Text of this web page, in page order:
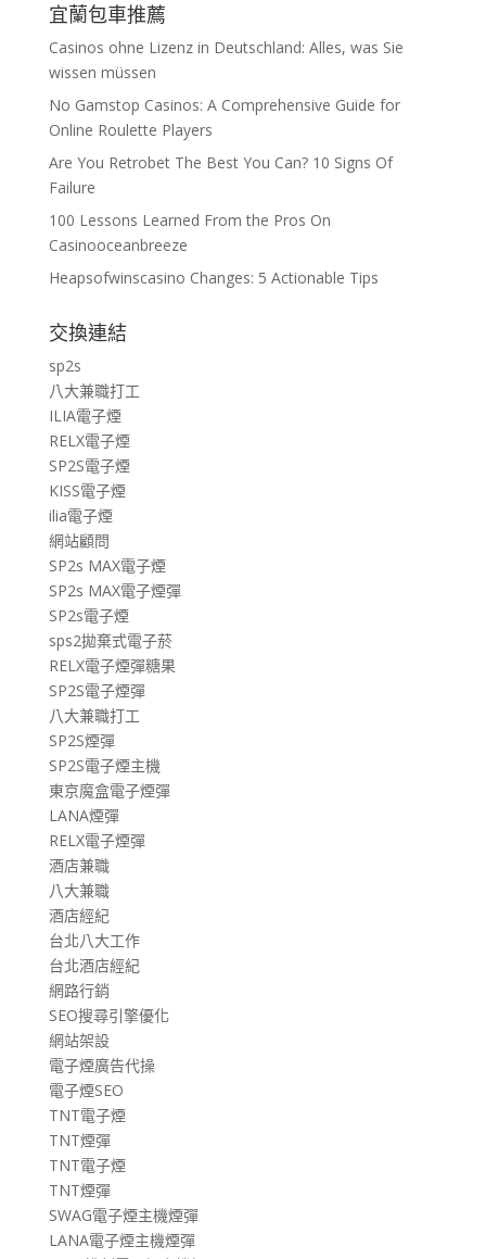
宜蘭包車推薦
Casinos ohne Lizenz in Deutschland: Alles, was Sie
wissen müssen
No Gamstop Casinos: A Comprehensive Guide for
Online Roulette Players
Are You Retrobet The Best You Can? 10 Signs Of
Failure
100 Lessons Learned From the Pros On
Casinooceanbreeze
Heapsofwinscasino Changes: 5 Actionable Tips
交換連結
sp2s
八大兼職打工
ILIA電子煙
RELX電子煙
SP2S電子煙
KISS電子煙
ilia電子煙
網站顧問
SP2s MAX電子煙
SP2s MAX電子煙彈
SP2s電子煙
sps2拋棄式電子菸
RELX電子煙彈糖果
SP2S電子煙彈
八大兼職打工
SP2S煙彈
SP2S電子煙主機
東京魔盒電子煙彈
LANA煙彈
RELX電子煙彈
酒店兼職
八大兼職
酒店經紀
台北八大工作
台北酒店經紀
網路行銷
SEO搜尋引擎優化
網站架設
電子煙廣告代操
電子煙SEO
TNT電子煙
TNT煙彈
TNT電子煙
TNT煙彈
SWAG電子煙主機煙彈
LANA電子煙主機煙彈